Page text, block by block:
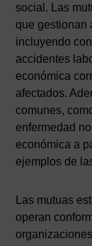
social. Las
que gestionan
incluyendo
accidentes
económica
afectados.
comunes,
enfermedad
económica a
ejemplos de
Las mutuas
operan